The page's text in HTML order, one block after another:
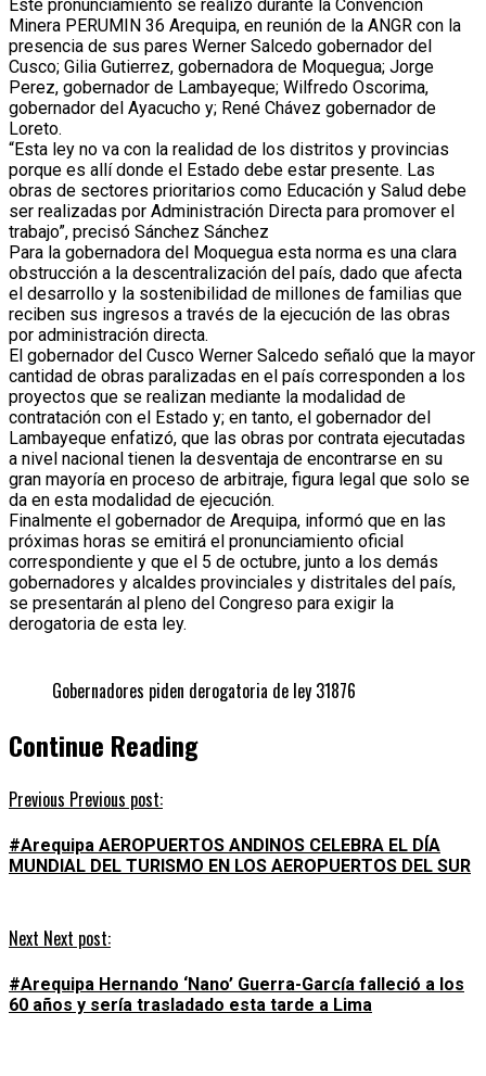
Este pronunciamiento se realizó durante la Convención
Minera PERUMIN 36 Arequipa, en reunión de la ANGR con la
presencia de sus pares Werner Salcedo gobernador del
Cusco; Gilia Gutierrez, gobernadora de Moquegua; Jorge
Perez, gobernador de Lambayeque; Wilfredo Oscorima,
gobernador del Ayacucho y; René Chávez gobernador de
Loreto.
“Esta ley no va con la realidad de los distritos y provincias
porque es allí donde el Estado debe estar presente. Las
obras de sectores prioritarios como Educación y Salud debe
ser realizadas por Administración Directa para promover el
trabajo”, precisó Sánchez Sánchez
Para la gobernadora del Moquegua esta norma es una clara
obstrucción a la descentralización del país, dado que afecta
el desarrollo y la sostenibilidad de millones de familias que
reciben sus ingresos a través de la ejecución de las obras
por administración directa.
El gobernador del Cusco Werner Salcedo señaló que la mayor
cantidad de obras paralizadas en el país corresponden a los
proyectos que se realizan mediante la modalidad de
contratación con el Estado y; en tanto, el gobernador del
Lambayeque enfatizó, que las obras por contrata ejecutadas
a nivel nacional tienen la desventaja de encontrarse en su
gran mayoría en proceso de arbitraje, figura legal que solo se
da en esta modalidad de ejecución.
Finalmente el gobernador de Arequipa, informó que en las
próximas horas se emitirá el pronunciamiento oficial
correspondiente y que el 5 de octubre, junto a los demás
gobernadores y alcaldes provinciales y distritales del país,
se presentarán al pleno del Congreso para exigir la
derogatoria de esta ley.
Gobernadores piden derogatoria de ley 31876
Continue Reading
Previous Previous post:
#Arequipa AEROPUERTOS ANDINOS CELEBRA EL DÍA
MUNDIAL DEL TURISMO EN LOS AEROPUERTOS DEL SUR
Next Next post:
#Arequipa Hernando ‘Nano’ Guerra-García falleció a los
60 años y sería trasladado esta tarde a Lima